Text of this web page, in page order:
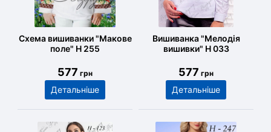
Схема вишиванки "Макове
поле" Н 255
577 грн
Детальніше
Вишиванка "Мелодія
вишивки" Н 033
577 грн
Детальніше